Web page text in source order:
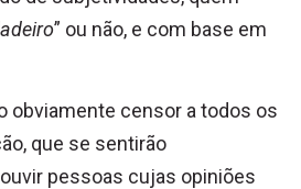
” ou não, e com base em
obviamente censor a todos os
que se sentirão
ouvir pessoas cujas opiniões